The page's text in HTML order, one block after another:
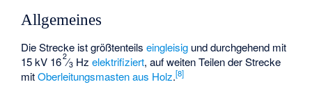
Allgemeines
Die Strecke ist größtenteilseingleisig und durchgehend mit
15 kV 162⁄3 Hzelektrifiziert, auf weiten Teilen der Strecke
mitOberleitungsmasten aus Holz.[8]